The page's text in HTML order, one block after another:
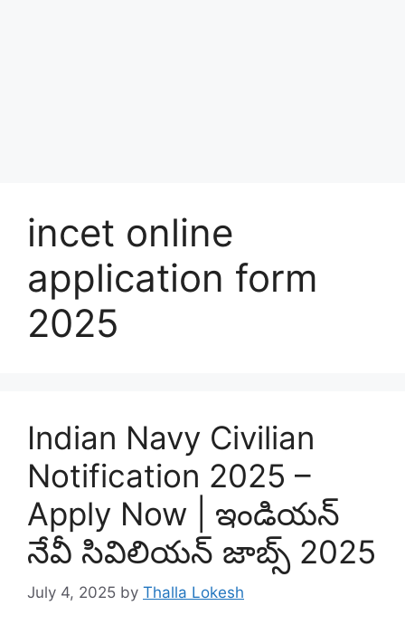
incet online
application form
2025
Indian Navy Civilian
Notification 2025 –
Apply Now | ఇండియన్
నేవీ సివిలియన్ జాబ్స్ 2025
July 4, 2025 by Thalla Lokesh